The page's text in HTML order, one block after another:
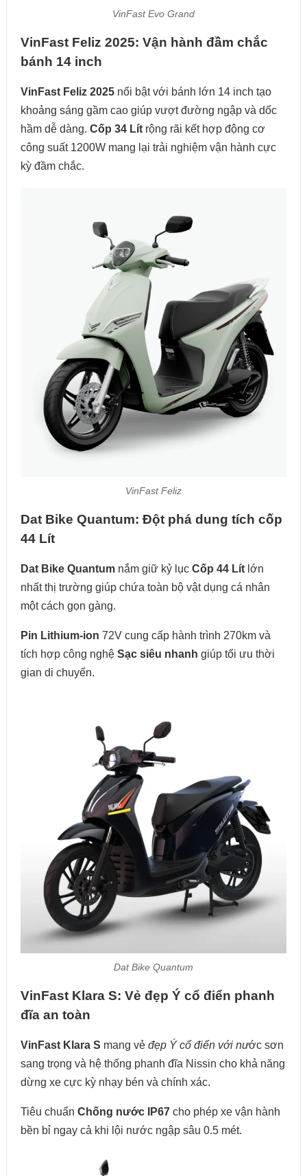
VinFast Evo Grand
VinFast Feliz 2025: Vận hành đầm chắc
bánh 14 inch
VinFast Feliz 2025nổi bật với bánh lớn 14 inch tạo
khoảng sáng gầm cao giúp vượt đường ngập và dốc
hầm dễ dàng. Cốp 34 Lítrộng rãi kết hợp động cơ
công suất 1200W mang lại trải nghiệm vận hành cực
kỳ đầm chắc.
VinFast Feliz
Dat Bike Quantum: Đột phá dung tích cốp
44 Lít
Dat Bike Quantumnắm giữ kỷ lục Cốp 44 Lítlớn
nhất thị trường giúp chứa toàn bộ vật dụng cá nhân
một cách gọn gàng.
Pin Lithium-ion 72V cung cấp hành trình 270km và
tích hợp công nghệ Sạc siêu nhanh giúp tối ưu thời
gian di chuyển.
Dat Bike Quantum
VinFast Klara S: Vẻ đẹp Ý cổ điển phanh
đĩa an toàn
VinFast Klara S mang vẻ đẹp Ý cổ điển với nước sơn
sang trọng và hệ thống phanh đĩa Nissin cho khả năng
dừng xe cực kỳ nhạy bén và chính xác.
Tiêu chuẩn Chống nước IP67cho phép xe vận hành
bền bỉ ngay cả khi lội nước ngập sâu 0.5 mét.